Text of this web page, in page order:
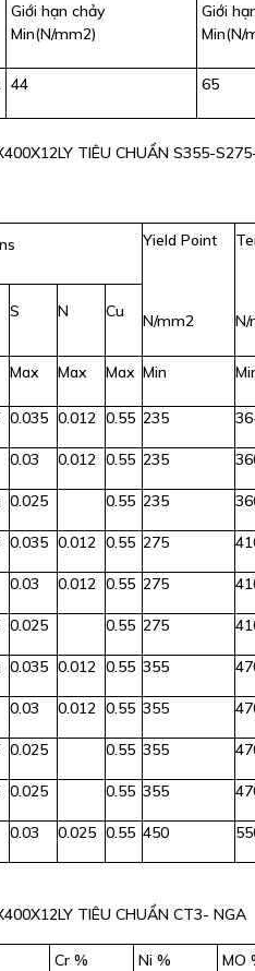
Giới hạn chảy
Min(N/mm2)
Giới
Min(N/
44 65
TIÊU CHUẨN S355-
Yield Point
N/mm2 N/
S N Cu
Max Max Max Min
0.035 0.012 0.55 235 36
0.03 0.012 0.55 235
0.025 0.55 235
0.035 0.012 0.55 275
0.03 0.012 0.55 275
0.025 0.55 275
0.035 0.012 0.55 355
0.03 0.012 0.55 355
0.025 0.55 355
0.025 0.55 355
0.03 0.025 0.55 450
TIÊU CHUẨN CT3- NGA
Cr % Ni % MO